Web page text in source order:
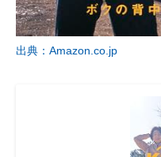
出典：Amazon.co.jp